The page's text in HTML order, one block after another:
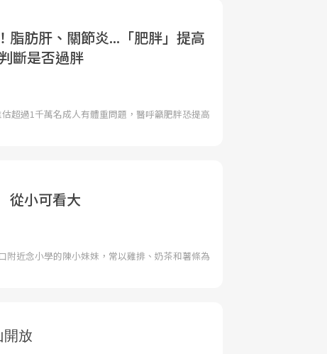
脂肪肝、關節炎...「肥胖」提高
斷是否過胖
超過1千萬名成人有體重問題，醫呼籲肥胖恐提高
從小可看大
附近念小學的陳小妹妹，常以雞排、奶茶和薯條為